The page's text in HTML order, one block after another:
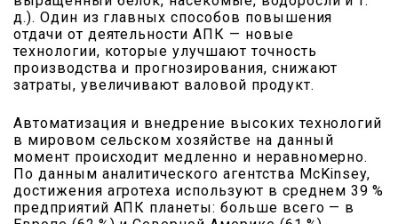
д.). Один из главных способов повышения
отдачи от деятельности АПК — новые
технологии, которые улучшают точность
производства и прогнозирования, снижают
затраты, увеличивают валовой продукт.
Автоматизация и внедрение высоких технологий
в мировом сельском хозяйстве на данный
момент происходит медленно и неравномерно.
По данным аналитического агентства McKinsey,
достижения агротеха используют в среднем 39 %
предприятий АПК планеты: больше всего — в